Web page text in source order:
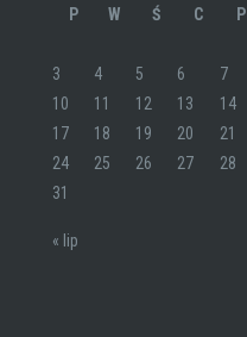
P
W Ś C P
3
4 5 6 7
10
11 12 13 14
17
18 19 20 21
24
25 26 27 28
31
« lip